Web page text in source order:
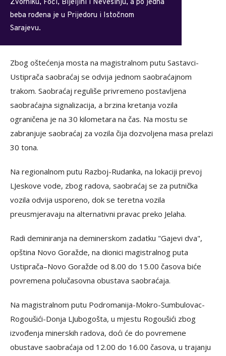
Zvorniku, Foči, Bijeljini i Nevesinju, a po jedna
beba rođena je u Prijedoru i Istočnom
Sarajevu.
Zbog oštećenja mosta na magistralnom putu Sastavci-
Ustiprača saobraćaj se odvija jednom saobraćajnom
trakom. Saobraćaj reguliše privremeno postavljena
saobraćajna signalizacija, a brzina kretanja vozila
ograničena je na 30 kilometara na čas. Na mostu se
zabranjuje saobraćaj za vozila čija dozvoljena masa prelazi
30 tona.
Na regionalnom putu Razboj-Rudanka, na lokaciji prevoj
LJeskove vode, zbog radova, saobraćaj se za putnička
vozila odvija usporeno, dok se teretna vozila
preusmjeravaju na alternativni pravac preko Jelaha.
Radi deminiranja na deminerskom zadatku "Gajevi dva",
opština Novo Goražde, na dionici magistralnog puta
Ustiprača–Novo Goražde od 8.00 do 15.00 časova biće
povremena polučasovna obustava saobraćaja.
Na magistralnom putu Podromanija-Mokro-Sumbulovac-
Rogoušići-Donja LJubogošta, u mjestu Rogoušići zbog
izvođenja minerskih radova, doći će do povremene
obustave saobraćaja od 12.00 do 16.00 časova, u trajanju